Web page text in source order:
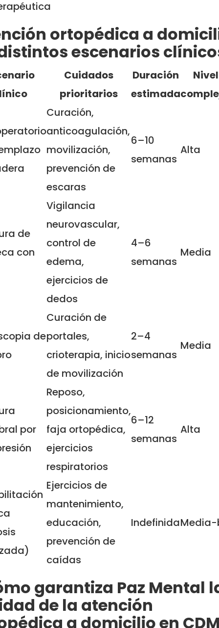
ortopédica a
escenarios
Cuidados
prioritarios
Duración
estimada
Curación,
anticoagulación,
movilización,
prevención de
escaras
6–10
semanas
Alta
de
con
Vigilancia
neurovascular,
control de
edema,
ejercicios de
dedos
4–6
semanas
Media
de
Curación de
portales,
crioterapia, inicio
de movilización
2–4
semanas
Media
por
Reposo,
posicionamiento,
faja ortopédica,
ejercicios
respiratorios
6–12
semanas
Alta
Ejercicios de
mantenimiento,
educación,
prevención de
caídas
Indefinida
garantiza Paz Mental
de la atención
a domicilio en